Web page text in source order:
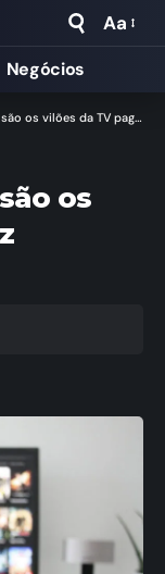
Aa
Negócios
da TV paga, diz especialista
os